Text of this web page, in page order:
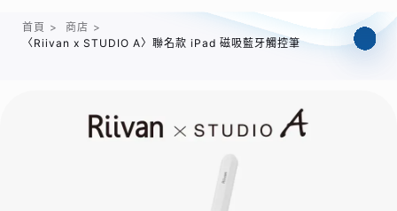
首頁 > 商店 >
〈Riivan x STUDIO A〉聯名款 iPad 磁吸藍牙觸控筆